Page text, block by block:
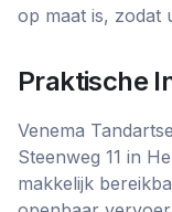
op maat is, zodat
Praktische
Venema
Steenweg 11 in
makkelijk